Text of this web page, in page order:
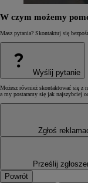
W czym możemy
Masz pytania? Skontaktuj się
? Wyślij pytanie
Możesz również skontaktować się z
a my postaramy się jak najszybciej
Zgłoś
Prześlij
Powrót